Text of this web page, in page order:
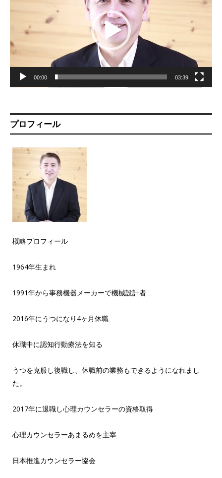
ヤ
00:00 03:39
プロフィール
概略プロフィール
1964年生まれ
1991年から事務機器メーカーで機械設計者
2016年にうつになり4ヶ月休職
休職中に認知行動療法を知る
うつを克服し復職し、休職前の業務もできるようになれまし
た。
2017年に退職し心理カウンセラーの資格取得
心理カウンセラーあまるめを主宰
日本推進カウンセラー協会